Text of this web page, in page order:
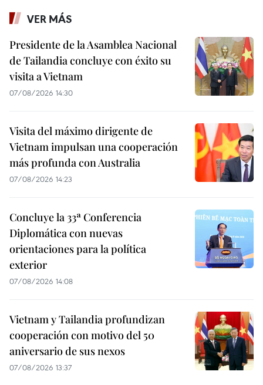
VER MÁS
Presidente de la Asamblea Nacional
de Tailandia concluye con éxito su
visita a Vietnam
07/08/2026 14:30
Visita del máximo dirigente de
Vietnam impulsan una cooperación
más profunda con Australia
07/08/2026 14:23
Concluye la 33ª Conferencia
Diplomática con nuevas
orientaciones para la política
exterior
07/08/2026 14:08
Vietnam y Tailandia profundizan
cooperación con motivo del 50
aniversario de sus nexos
07/08/2026 13:37